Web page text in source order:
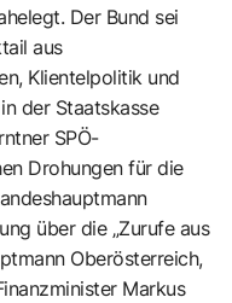
Der Bund sei
aus
Klientelpolitik und
der Staatskasse
SPÖ-
Drohungen für die
über die „Zurufe aus
Oberösterreich,
Markus